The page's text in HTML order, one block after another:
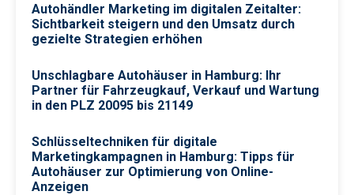
Autohändler Marketing im digitalen Zeitalter:
Sichtbarkeit steigern und den Umsatz durch
gezielte Strategien erhöhen
Unschlagbare Autohäuser in Hamburg: Ihr
Partner für Fahrzeugkauf, Verkauf und Wartung
in den PLZ 20095 bis 21149
Schlüsseltechniken für digitale
Marketingkampagnen in Hamburg: Tipps für
Autohäuser zur Optimierung von Online-
Anzeigen